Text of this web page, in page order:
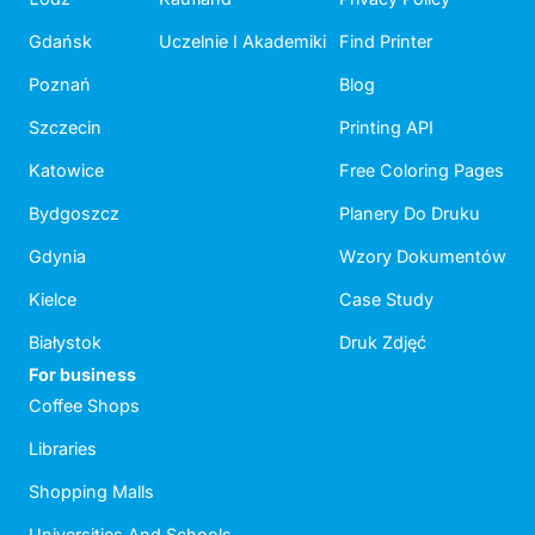
Gdańsk
Poznań
Szczecin
Katowice
Bydgoszcz
Gdynia
Kielce
Białystok
Uczelnie I Akademiki Find Printer
Blog
Printing API
Free Coloring Pages
Planery Do Druku
Wzory Dokumentów
Case Study
Druk Zdjęć
For business
Coffee Shops
Libraries
Shopping Malls